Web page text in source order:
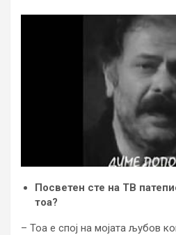
Посветен сте на ТВ
тоа?
– Тоа е спој на мојата љубов